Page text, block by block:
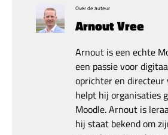
Over de auteur
Arnout Vree
Arnout is een echte
een passie voor
oprichter en directeur
helpt hij organisaties
Moodle. Arnout is
hij staat bekend om